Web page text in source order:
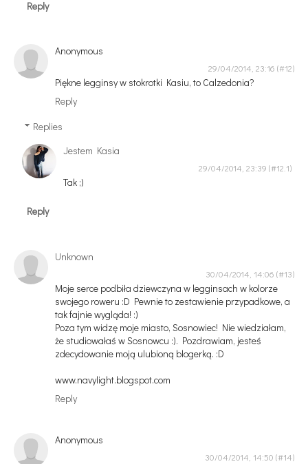
Reply
Anonymous
29/04/2014, 23:16
Piękne legginsy w stokrotki Kasiu, to Calzedonia?
Reply
Replies
Jestem Kasia
29/04/2014, 23:39
Tak ;)
Reply
Unknown
30/04/2014, 14:06
Moje serce podbiła dziewczyna w legginsach w kolorze
swojego roweru :D Pewnie to zestawienie przypadkowe, a
tak fajnie wygląda! :)
Poza tym widzę moje miasto, Sosnowiec! Nie wiedziałam,
że studiowałaś w Sosnowcu :). Pozdrawiam, jesteś
zdecydowanie moją ulubioną blogerką. :D
www.navylight.blogspot.com
Reply
Anonymous
30/04/2014, 14:50